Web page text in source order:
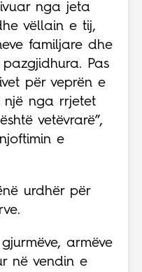
nga jeta
vëllain e tij,
familjare dhe
Pas
për veprën e
një nga rrjetet
vetëvrarë”,
e
urdhër për
armëve
në vendin e